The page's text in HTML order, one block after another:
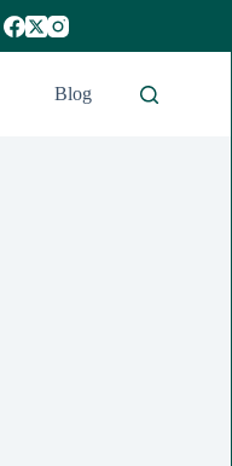
Blog